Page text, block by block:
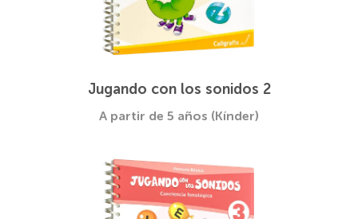
Jugando con los sonidos 2
A partir de 5 años (Kínder)